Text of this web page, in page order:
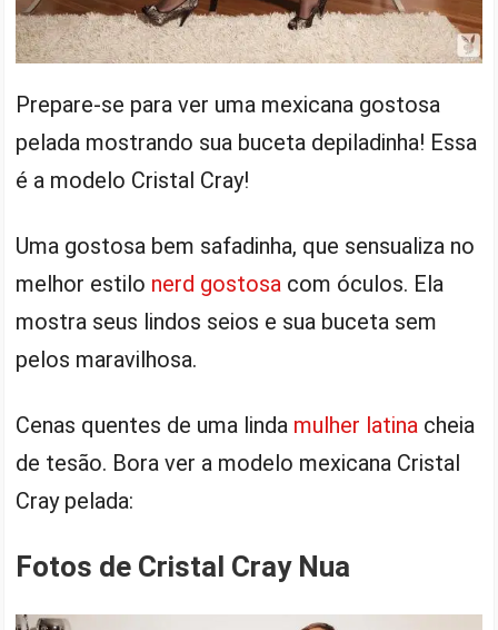
Prepare-se para ver uma mexicana gostosa
pelada mostrando sua buceta depiladinha! Essa
é a modelo Cristal Cray!
Uma gostosa bem safadinha, que sensualiza no
melhor estilo nerd gostosa com óculos. Ela
mostra seus lindos seios e sua buceta sem
pelos maravilhosa.
Cenas quentes de uma linda mulher latina cheia
de tesão. Bora ver a modelo mexicana Cristal
Cray pelada:
Fotos de Cristal Cray Nua